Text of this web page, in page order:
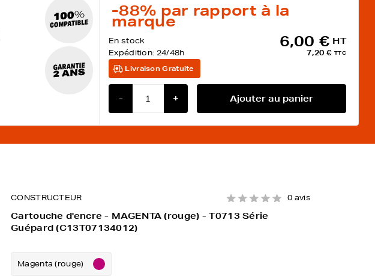
-88% par rapport à la
marque
En stock
Expédition: 24/48h
6,00 € HT
7,20 € TTC
Livraison Gratuite
- + Ajouter au panier
CONSTRUCTEUR 0 avis
Cartouche d'encre - MAGENTA (rouge) - T0713 Série
Guépard (C13T07134012)
Magenta (rouge)